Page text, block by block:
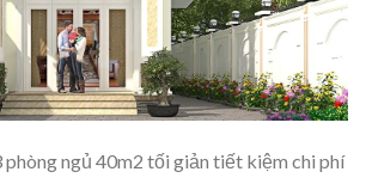
ngủ 40m2 tối giản tiết kiệm chi phí